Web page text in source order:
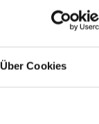
Über Cookies